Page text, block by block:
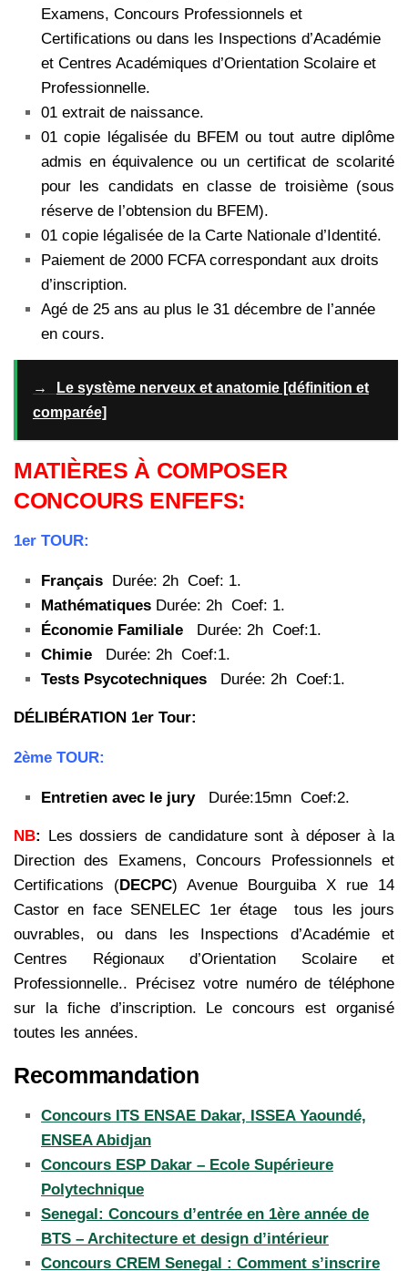
Examens, Concours Professionnels et
Certifications ou dans les Inspections d’Académie
et Centres Académiques d’Orientation Scolaire et
Professionnelle.
01 extrait de naissance.
01 copie légalisée du BFEM ou tout autre diplôme
admis en équivalence ou un certificat de scolarité
pour les candidats en classe de troisième (sous
réserve de l’obtension du BFEM).
01 copie légalisée de la Carte Nationale d’Identité.
Paiement de 2000 FCFA correspondant aux droits
d’inscription.
Agé de 25 ans au plus le 31 décembre de l’année
en cours.
→
Le système nerveux et anatomie [définition et
comparée]
MATIÈRES À COMPOSER
CONCOURS ENFEFS:
1er TOUR:
Français
Durée: 2h Coef: 1.
Mathématiques Durée: 2h Coef: 1.
Économie Familiale Durée: 2h Coef:1.
Chimie Durée: 2h Coef:1.
Tests Psycotechniques Durée: 2h Coef:1.
DÉLIBÉRATION 1er Tour:
2ème TOUR:
Entretien avec le juryDurée:15mn Coef:2.
NB: Les dossiers de candidature sont à déposer à la
Direction des Examens, Concours Professionnels et
Certifications (DECPC) Avenue Bourguiba X rue 14
Castor en face SENELEC 1er étage tous les jours
ouvrables, ou dans les Inspections d’Académie et
Centres Régionaux d’Orientation Scolaire et
Professionnelle.. Précisez votre numéro de téléphone
sur la fiche d’inscription. Le concours est organisé
toutes les années.
Recommandation
Concours ITS ENSAE Dakar, ISSEA Yaoundé,
ENSEA Abidjan
Concours ESP Dakar – Ecole Supérieure
Polytechnique
Senegal: Concours d’entrée en 1ère année de
BTS – Architecture et design d’intérieur
Concours CREM Senegal : Comment s’inscrire